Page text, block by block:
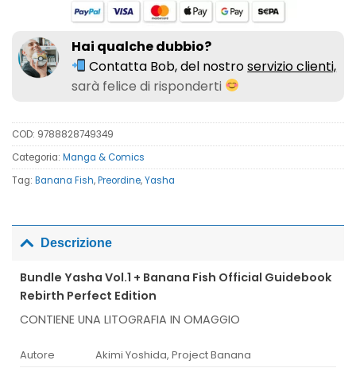
Hai qualche dubbio?
Contatta Bob, del nostroservizio clienti,
sarà felice di risponderti
COD: 9788828749349
Categoria: Manga & Comics
Tag: Banana Fish,Preordine,Yasha
Descrizione
Bundle Yasha Vol.1 + Banana Fish Official Guidebook
Rebirth Perfect Edition
CONTIENE UNA LITOGRAFIA IN OMAGGIO
Autore Akimi Yoshida, Project Banana